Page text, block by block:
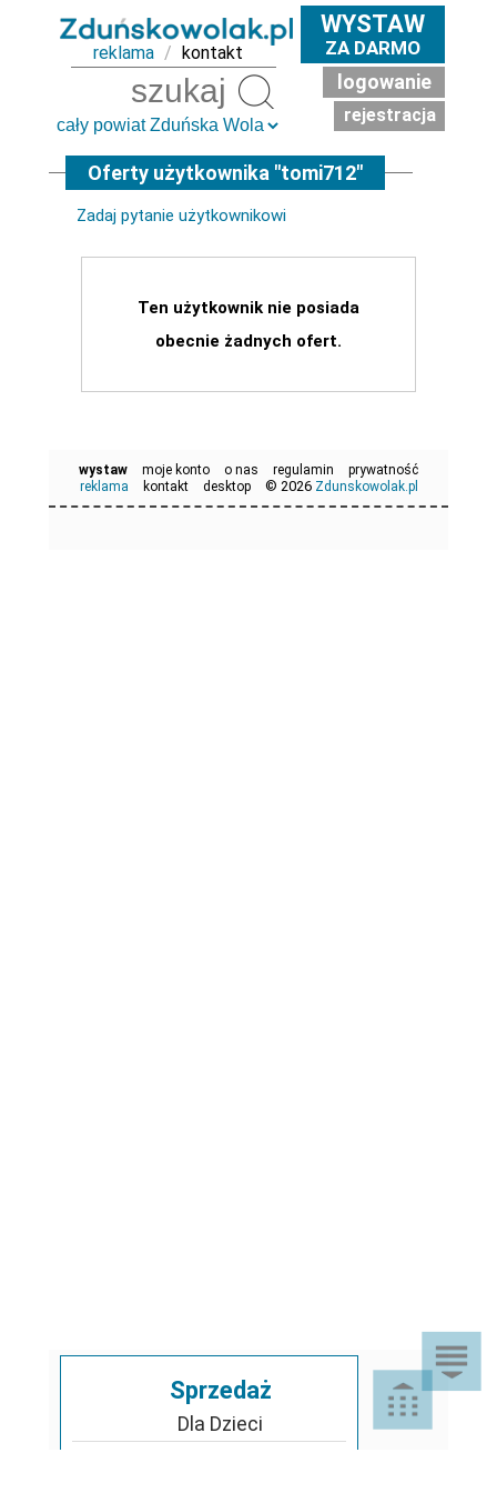
reklama / kontakt
WYSTAW
ZA DARMO
logowanie
rejestracja
Oferty użytkownika "tomi712"
Zadaj pytanie użytkownikowi
Ten użytkownik nie posiada
obecnie żadnych ofert.
wystaw moje konto o nas regulamin
prywatność
reklama
kontakt desktop © 2026 Zdunskowolak.pl
Sprzedaż
Dla Dzieci